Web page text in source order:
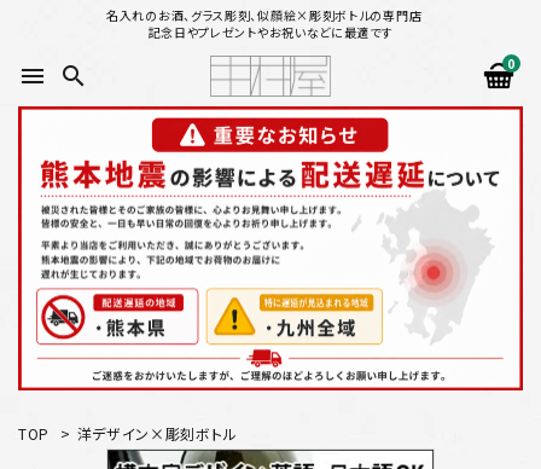
名入れのお酒、グラス彫刻、似顔絵×彫刻ボトルの専門店
記念日やプレゼントやお祝いなどに最適です
menu search 0
search
似顔絵から選ぶ
名入れ（縦書き）から選ぶ
名入れ（横書き）から選ぶ
配送方法
TOP > 洋デザイン×彫刻ボトル